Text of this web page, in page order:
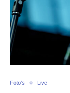
Foto's Live